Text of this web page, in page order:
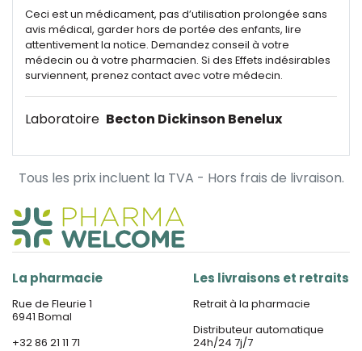
Ceci est un médicament, pas d’utilisation prolongée sans
avis médical, garder hors de portée des enfants, lire
attentivement la notice. Demandez conseil à votre
médecin ou à votre pharmacien. Si des Effets indésirables
surviennent, prenez contact avec votre médecin.
Laboratoire Becton Dickinson Benelux
Tous les prix incluent la TVA - Hors frais de livraison.
La pharmacie
Rue de Fleurie 1
6941 Bomal
+32 86 21 11 71
Les livraisons et retraits
Retrait à la pharmacie
Distributeur automatique
24h/24 7j/7